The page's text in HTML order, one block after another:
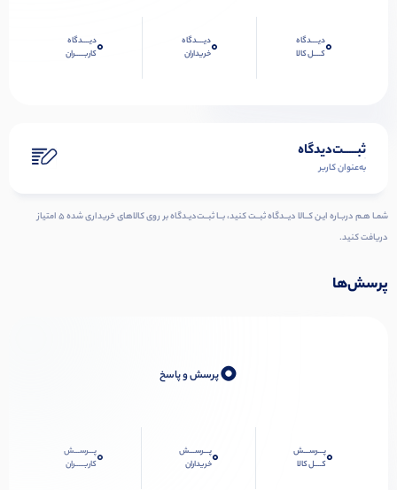
0دیــــدگاه
کــــل کالا
0دیــــدگاه
خریداران
0دیــــدگاه
کاربـــــران
ثبـــــت‌دیدگاه
به‌عنوان کاربر
شمـا هـم دربـاره ایـن کــالا دیــدگاه ثبــت کنید، بــا ثبــت‌دیـدگاه بر روی کالاهای خریداری شده ۵ امتیاز
دریافت کنید.
پرسش‌ها
0پرسش و پاسخ
0پـــرســـش
کــــل کالا
0پـــرســـش
خریداران
0پـــرســـش
کاربـــــران